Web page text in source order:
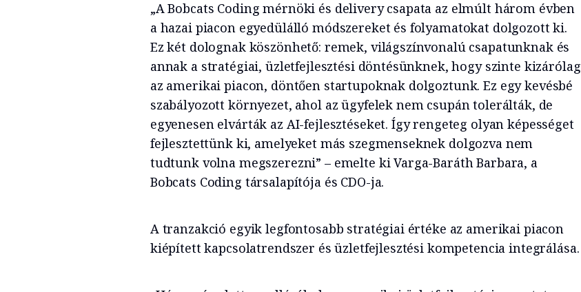
„A Bobcats Coding mérnöki és delivery csapata az elmúlt három évben
a hazai piacon egyedülálló módszereket és folyamatokat dolgozott ki.
Ez két dolognak köszönhető: remek, világszínvonalú csapatunknak és
annak a stratégiai, üzletfejlesztési döntésünknek, hogy szinte kizárólag
az amerikai piacon, döntően startupoknak dolgoztunk. Ez egy kevésbé
szabályozott környezet, ahol az ügyfelek nem csupán tolerálták, de
egyenesen elvárták az AI-fejlesztéseket. Így rengeteg olyan képességet
fejlesztettünk ki, amelyeket más szegmenseknek dolgozva nem
tudtunk volna megszerezni” – emelte ki Varga-Baráth Barbara, a
Bobcats Coding társalapítója és CDO-ja.
A tranzakció egyik legfontosabb stratégiai értéke az amerikai piacon
kiépített kapcsolatrendszer és üzletfejlesztési kompetencia integrálása.